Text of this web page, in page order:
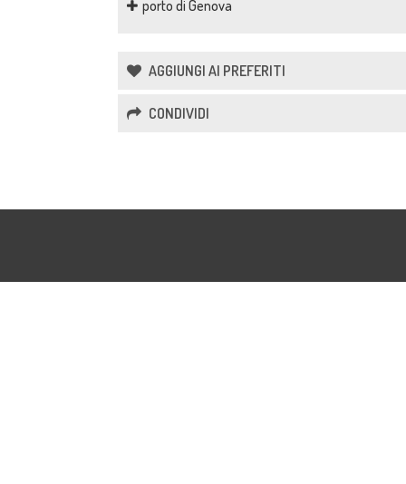
porto di Genova
AGGIUNGI AI PREFERITI
CONDIVIDI